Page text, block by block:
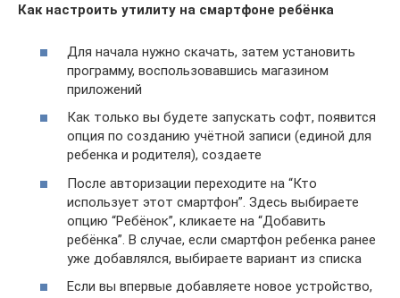
Как настроить утилиту на смартфоне ребёнка
Для начала нужно скачать, затем установить
программу, воспользовавшись магазином
приложений
Как только вы будете запускать софт, появится
опция по созданию учётной записи (единой для
ребенка и родителя), создаете
После авторизации переходите на “Кто
использует этот смартфон”. Здесь выбираете
опцию “Ребёнок”, кликаете на “Добавить
ребёнка”. В случае, если смартфон ребенка ранее
уже добавлялся, выбираете вариант из списка
Если вы впервые добавляете новое устройство,